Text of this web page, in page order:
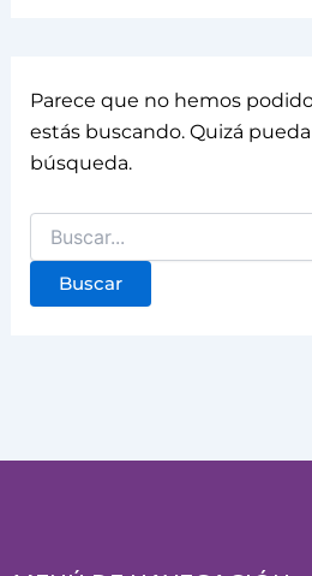
Parece que no hemos
estás buscando. Quizá
búsqueda.